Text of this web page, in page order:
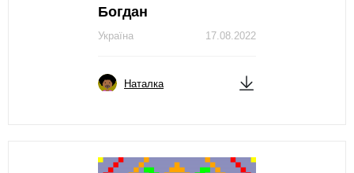
Богдан
17.08.2022
Україна
Наталка